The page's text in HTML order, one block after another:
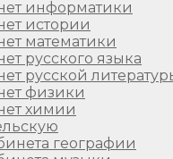
информатики
истории
математики
русского языка
русской
физики
химии
географии